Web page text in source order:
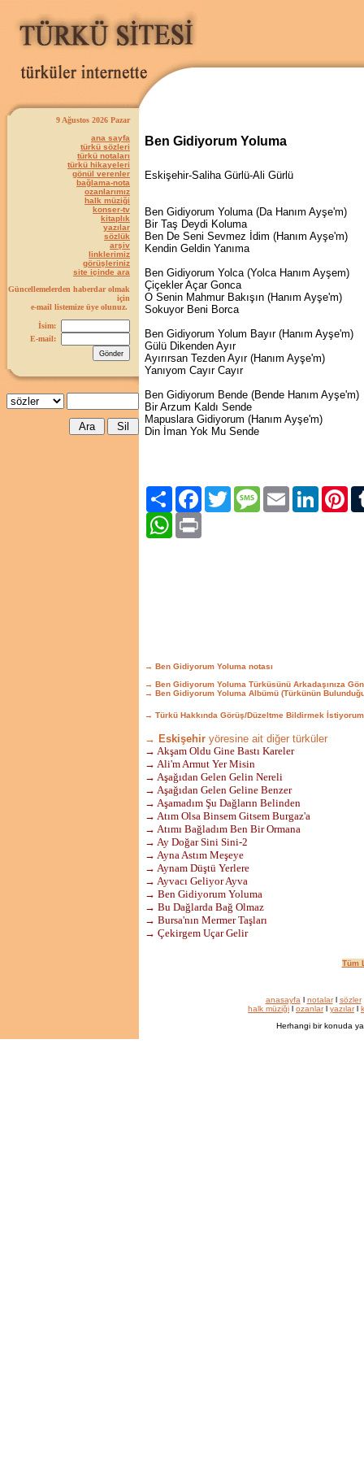
9 Ağustos 2026 Pazar
ana sayfa
türkü sözleri
türkü notaları
türkü hikayeleri
gönül verenler
bağlama-nota
ozanlarımız
halk müziği
konser-tv
kitaplık
yazılar
sözlük
arşiv
linklerimiz
görüşleriniz
site içinde ara
Güncellemelerden haberdar olmak
için
e-mail listemize üye olunuz.
İsim:
E-mail:
Ben Gidiyorum Yoluma
Eskişehir-Saliha Gürlü-Ali Gürlü
Ben Gidiyorum Yoluma (Da Hanım Ayşe'm)
Bir Taş Deydi Koluma
Ben De Seni Sevmez İdim (Hanım Ayşe'm)
Kendin Geldin Yanıma
Ben Gidiyorum Yolca (Yolca Hanım Ayşem)
Çiçekler Açar Gonca
O Senin Mahmur Bakışın (Hanım Ayşe'm)
Sokuyor Beni Borca
Ben Gidiyorum Yolum Bayır (Hanım Ayşe'm)
Gülü Dikenden Ayır
Ayırırsan Tezden Ayır (Hanım Ayşe'm)
Yanıyom Cayır Cayır
Ben Gidiyorum Bende (Bende Hanım Ayşe'm)
Bir Arzum Kaldı Sende
Mapuslara Gidiyorum (Hanım Ayşe'm)
Din İman Yok Mu Sende
Paylaş FacebookTwitter Message Email LinkedIn
WhatsApp
→ Ben Gidiyorum Yoluma notası
→ Ben Gidiyorum Yoluma Türküsünü Arkadaşınıza
→ Ben Gidiyorum Yoluma Albümü (Türkünün
→ Türkü Hakkında Görüş/Düzeltme Bildirmek İstiyorum
→ Eskişehir yöresine ait diğer türküler
→ Akşam Oldu Gine Bastı Kareler
→ Ali'm Armut Yer Misin
→ Aşağıdan Gelen Gelin Nereli
→ Aşağıdan Gelen Geline Benzer
→ Aşamadım Şu Dağların Belinden
→ Atım Olsa Binsem Gitsem Burgaz'a
→ Atımı Bağladım Ben Bir Ormana
→ Ay Doğar Sini Sini-2
→ Ayna Astım Meşeye
→ Aynam Düştü Yerlere
→ Ayvacı Geliyor Ayva
→ Ben Gidiyorum Yoluma
→ Bu Dağlarda Bağ Olmaz
→ Bursa'nın Mermer Taşları
→ Çekirgem Uçar Gelir
Tüm
anasayfa l notalarl sözler
halk müziği l ozanlarl yazılarl
Herhangi bir konuda